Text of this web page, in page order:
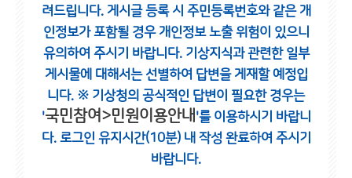
려드립니다. 게시글 등록 시 주민등록번호와 같은 개
인정보가 포함될 경우 개인정보 노출 위험이 있으니
유의하여 주시기 바랍니다. 기상지식과 관련한 일부
게시물에 대해서는 선별하여 답변을 게재할 예정입
니다. ※ 기상청의 공식적인 답변이 필요한 경우는
'국민참여>민원이용안내 '를 이용하시기 바랍니
다. 로그인 유지시간(10분) 내 작성 완료하여 주시기
바랍니다.